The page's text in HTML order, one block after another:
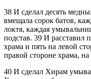
38 И сделал десять
вмещала сорок батов,
локтя, каждая
подстав. 39 И расставил
храма и пять на левой
правой стороне храма,
40 И сделал Хирам